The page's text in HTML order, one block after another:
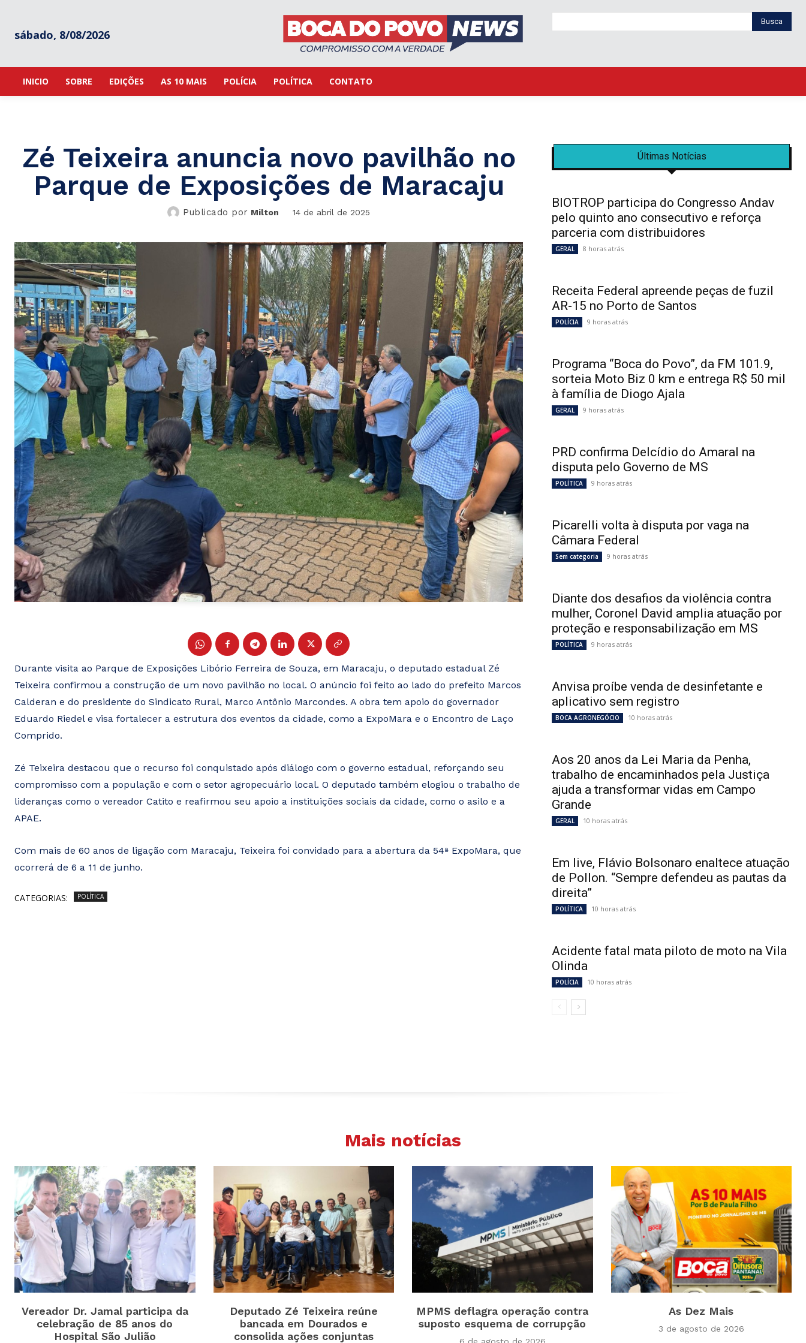
sábado, 8/08/2026
Busca
INICIO SOBRE EDIÇÕES AS 10 MAIS POLÍCIA POLÍTICA CONTATO
Zé Teixeira anuncia novo pavilhão no
Parque de Exposições de Maracaju
Publicado por Milton 14 de abril de 2025
Durante visita ao Parque de Exposições Libório Ferreira de Souza, em Maracaju, o deputado estadual Zé
Teixeira confirmou a construção de um novo pavilhão no local. O anúncio foi feito ao lado do prefeito Marcos
Calderan e do presidente do Sindicato Rural, Marco Antônio Marcondes. A obra tem apoio do governador
Eduardo Riedel e visa fortalecer a estrutura dos eventos da cidade, como a ExpoMara e o Encontro de Laço
Comprido.
Zé Teixeira destacou que o recurso foi conquistado após diálogo com o governo estadual, reforçando seu
compromisso com a população e com o setor agropecuário local. O deputado também elogiou o trabalho de
lideranças como o vereador Catito e reafirmou seu apoio a instituições sociais da cidade, como o asilo e a
APAE.
Com mais de 60 anos de ligação com Maracaju, Teixeira foi convidado para a abertura da 54ª ExpoMara, que
ocorrerá de 6 a 11 de junho.
CATEGORIAS: POLÍTICA
Últimas Notícias
BIOTROP participa do Congresso Andav
pelo quinto ano consecutivo e reforça
parceria com distribuidores
GERAL 8 horas atrás
Receita Federal apreende peças de fuzil
AR-15 no Porto de Santos
POLÍCIA 9 horas atrás
Programa “Boca do Povo”, da FM 101.9,
sorteia Moto Biz 0 km e entrega R$ 50 mil
à família de Diogo Ajala
GERAL 9 horas atrás
PRD confirma Delcídio do Amaral na
disputa pelo Governo de MS
POLÍTICA 9 horas atrás
Picarelli volta à disputa por vaga na
Câmara Federal
Sem categoria 9 horas atrás
Diante dos desafios da violência contra
mulher, Coronel David amplia atuação por
proteção e responsabilização em MS
POLÍTICA 9 horas atrás
Anvisa proíbe venda de desinfetante e
aplicativo sem registro
BOCA AGRONEGÓCIO 10 horas atrás
Aos 20 anos da Lei Maria da Penha,
trabalho de encaminhados pela Justiça
ajuda a transformar vidas em Campo
Grande
GERAL 10 horas atrás
Em live, Flávio Bolsonaro enaltece atuação
de Pollon. “Sempre defendeu as pautas da
direita”
POLÍTICA 10 horas atrás
Acidente fatal mata piloto de moto na Vila
Olinda
POLÍCIA 10 horas atrás
Mais notícias
Vereador Dr. Jamal participa da
celebração de 85 anos do
Hospital São Julião
Deputado Zé Teixeira reúne
bancada em Dourados e
consolida ações conjuntas
MPMS deflagra operação contra
suposto esquema de corrupção
As Dez Mais
3 de agosto de 2026